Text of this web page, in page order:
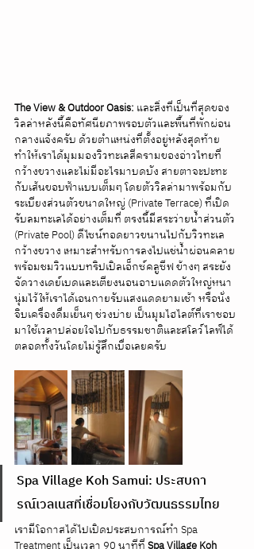
The View & Outdoor Oasis: และสิ่งที่เป็นที่สุดของ
วิลล่าหลังนี้คือทัศนียภาพรอบตัวและพื้นที่พักผ่อน
กลางแจ้งครับ ด้วยตำแหน่งที่ตั้งอยู่หลังสุดท้าย
ทำให้เราได้มุมมองวิวทะเลสีครามของอ่าวไทยที่
กว้างขวางและไม่มีอะไรมาบดบัง สายตาจะปะทะ
กับเส้นขอบฟ้าแบบเต็มๆ โดยตัววิลล่ามาพร้อมกับ
ระเบียงส่วนตัวขนาดใหญ่ (Private Terrace) ที่เปิด
รับลมทะเลได้อย่างเต็มที่ ตรงนี้มีสระว่ายน้ำส่วนตัว
(Private Pool) ดีไซน์ทอดยาวขนานไปกับวิวทะเล
กว้างขวาง เหมาะสำหรับการลงไปแช่น้ำผ่อนคลาย
พร้อมชมวิวแบบทริปเปิลเอ็กซ์คลูซีฟ ข้างๆ สระยัง
จัดวางเดย์เบดและเตียงนอนอาบแดดตัวใหญ่หนา
นุ่มไว้ให้เราได้เอนกายรับแสงแดดยามเช้า หรือนั่ง
จิบเครื่องดื่มเย็นๆ ช่วงบ่าย เป็นมุมไฮไลต์ที่เราชอบ
มาใช้เวลาปล่อยใจไปกับธรรมชาติและสโลว์ไลฟ์ได้
ตลอดทั้งวันโดยไม่รู้สึกเบื่อเลยครับ
Spa Village Koh Samui: ประสบกา
รณ์เวลเนสที่เชื่อมโยงกับวัฒนธรรมไทย
เรามีโอกาสได้ไปเปิดประสบการณ์ทำ Spa